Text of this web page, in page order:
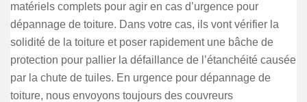
matériels complets pour agir en cas d’urgence pour
dépannage de toiture. Dans votre cas, ils vont vérifier la
solidité de la toiture et poser rapidement une bâche de
protection pour pallier la défaillance de l’étanchéité causée
par la chute de tuiles. En urgence pour dépannage de
toiture, nous envoyons toujours des couvreurs